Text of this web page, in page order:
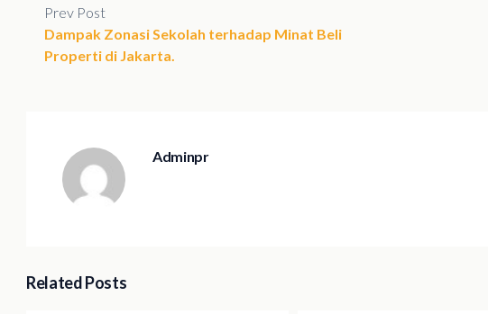
Prev Post
Dampak Zonasi Sekolah terhadap Minat Beli
Properti di Jakarta.
Adminpr
Related Posts